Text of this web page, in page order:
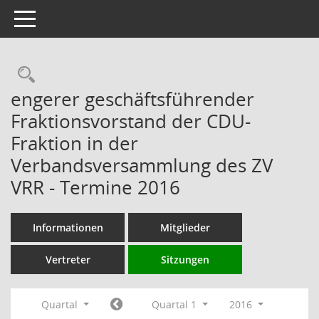
Toggle navigation
Rechercheauswahl
engerer geschäftsführender
Fraktionsvorstand der CDU-
Fraktion in der
Verbandsversammlung des ZV
VRR - Termine 2016
Informationen Mitglieder
Vertreter Sitzungen
Quartal Quartal 1
2016